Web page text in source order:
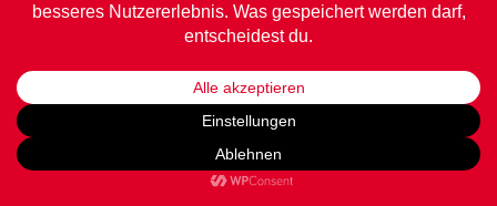
Freiwillige Feuerwehr Schwinde-Stove
info@ffschwinde-stove.de
© daum software 2026